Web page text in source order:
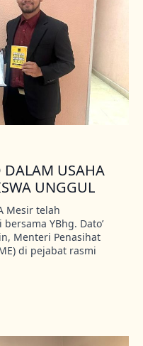
DALAM USAHA
UNGGUL
Mesir telah
YBhg. Dato’
Menteri Penasihat
di pejabat rasmi